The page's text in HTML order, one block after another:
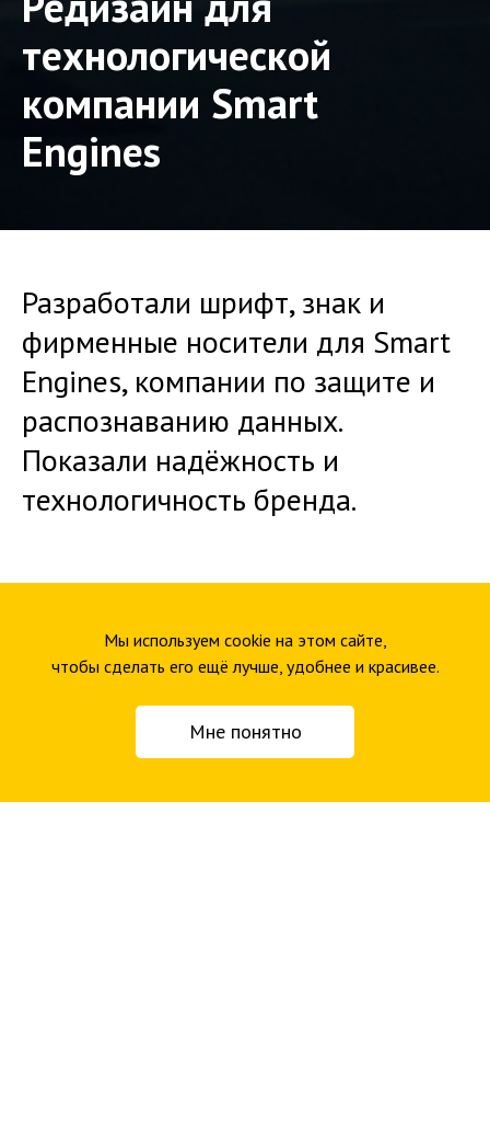
технологической
компании Smart
Engines
Разработали шрифт, знак и
фирменные носители для Smart
Engines, компании по защите и
распознаванию данных.
Показали надёжность и
технологичность бренда.
Мы используем cookie на этом сайте,
чтобы сделать его ещё лучше, удобнее и красивее.
Мне понятно